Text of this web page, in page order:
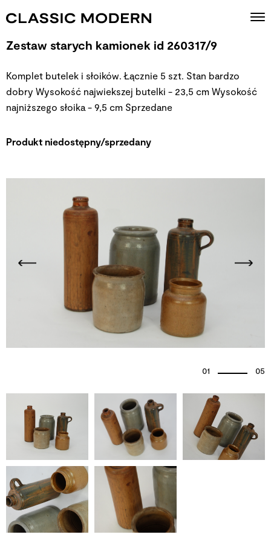
01 05
Zestaw starych kamionek id 260317/9
Komplet butelek i słoików. Łącznie 5 szt. Stan bardzo
dobry Wysokość najwiekszej butelki - 23,5 cm Wysokość
najniższego słoika - 9,5 cm Sprzedane
Produkt niedostępny/sprzedany